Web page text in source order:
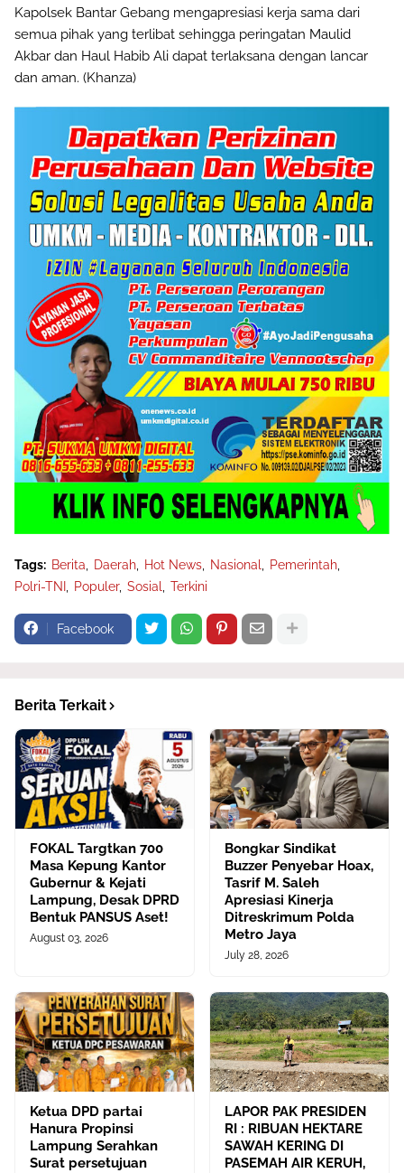
Kapolsek Bantar Gebang mengapresiasi kerja sama dari
semua pihak yang terlibat sehingga peringatan Maulid
Akbar dan Haul Habib Ali dapat terlaksana dengan lancar
dan aman. (Khanza)
Tags: Berita Daerah Hot News Nasional
Pemerintah
Polri-TNI
Populer Sosial Terkini
Facebook
Berita Terkait
FOKAL Targtkan 700
Masa Kepung Kantor
Gubernur & Kejati
Lampung, Desak DPRD
Bentuk PANSUS Aset!
August 03, 2026
Bongkar Sindikat
Buzzer Penyebar Hoax,
Tasrif M. Saleh
Apresiasi Kinerja
Ditreskrimum Polda
Metro Jaya
July 28, 2026
Ketua DPD partai
Hanura Propinsi
Lampung Serahkan
Surat persetujuan
LAPOR PAK PRESIDEN
RI : RIBUAN HEKTARE
SAWAH KERING DI
PASEMAH AIR KERUH,